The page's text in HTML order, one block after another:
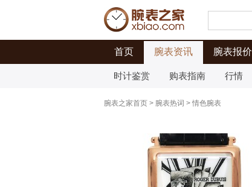
首页 腕表资讯 腕表报价
时计鉴赏 购表指南 行情
腕表之家首页 > 腕表热词 > 情色腕表